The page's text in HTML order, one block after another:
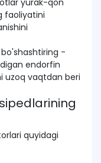
yurak-qon
faoliyatini
-
endorfin
uzoq vaqtdan beri
quyidagi